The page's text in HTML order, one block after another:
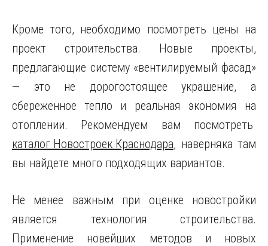
Кроме того, необходимо посмотреть цены на
проект строительства. Новые проекты,
предлагающие систему «вентилируемый фасад»
— это не дорогостоящее украшение, а
сбереженное тепло и реальная экономия на
отоплении. Рекомендуем вам посмотреть
каталог Новостроек Краснодара, наверняка там
вы найдете много подходящих вариантов.
Не менее важным при оценке новостройки
является технология строительства.
Применение новейших методов и новых